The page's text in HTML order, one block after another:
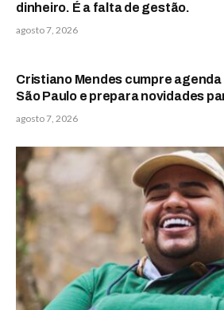
dinheiro. É a falta de gestão.
agosto 7, 2026
Cristiano Mendes cumpre
São Paulo e prepara novidades
agosto 7, 2026